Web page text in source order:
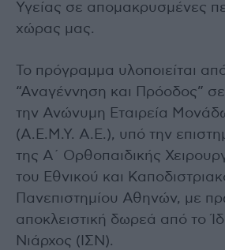
Υγείας σε απομακρυσμένες
χώρας μας.
Το πρόγραμμα υλοποιείται
“Αναγέννηση και Πρόοδος”
την Ανώνυμη Εταιρεία
(Α.Ε.Μ.Υ. Α.Ε.), υπό την
της Α΄ Ορθοπαιδικής
του Εθνικού και
Πανεπιστημίου Αθηνών, με
αποκλειστική δωρεά από το
Νιάρχος (ΙΣΝ).